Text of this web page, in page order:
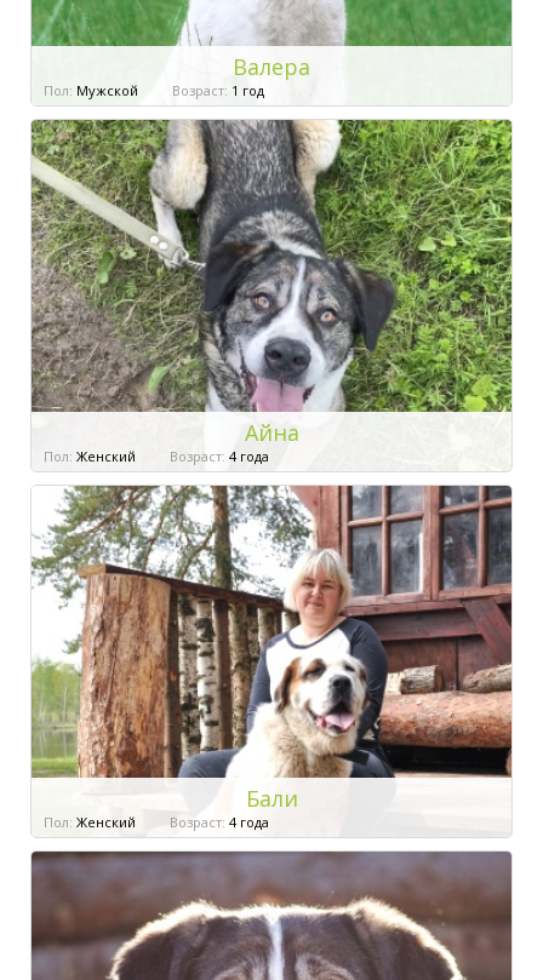
Валера
Пол: Мужской Возраст: 1 год
Айна
Пол: Женский Возраст: 4 года
Бали
Пол: Женский Возраст: 4 года